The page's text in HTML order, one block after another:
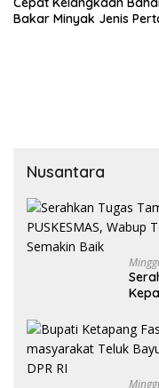
Bakar Minyak Jenis
Nusantara